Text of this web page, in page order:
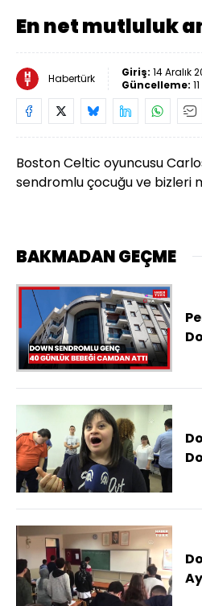
En net mutluluk
Habertürk Giriş: 14 Aralık
Güncelleme:
Boston Celtic oyuncusu
sendromlu çocuğu ve bizleri
BAKMADAN GEÇME